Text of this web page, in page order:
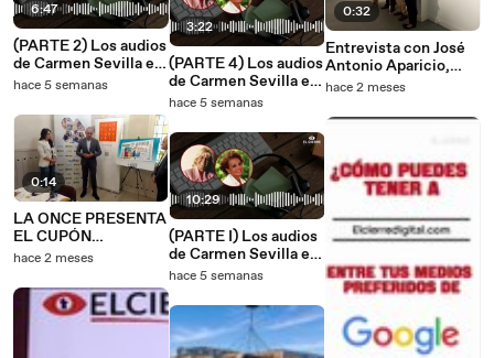
6:47
(PARTE 2) Los audios
de Carmen Sevilla en
conversación con la
Sánchez en su
estudio de radio.
hace 5 semanas
0:14
LA ONCE PRESENTA
EL CUPÓN
DEDICADO A LA
hace 2 meses
3:22
(PARTE 4) Los audios
de Carmen Sevilla en
conversación con la
Sánchez en su
estudio de radio.
hace 5 semanas
10:29
(PARTE I) Los audios
de Carmen Sevilla en
conversación con la
Sánchez en su
estudio de radio.
hace 5 semanas
0:32
Entrevista con José
Antonio Aparicio,
presidente de
hace 2 meses